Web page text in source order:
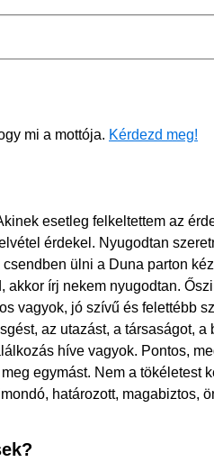
mi a mottója. Kérdezd meg!
esetleg felkeltettem az
érdekel. Nyugodtan
ülni a Duna parton
akkor írj nekem nyugodtan.
vagyok, jó szívű és felettébb
az utazást, a társaságot,
híve vagyok. Pontos,
egymást. Nem a tökéletest
határozott, magabiztos,